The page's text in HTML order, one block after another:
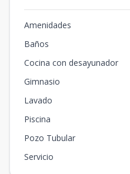
Amenidades
Baños
Cocina con desayunador
Gimnasio
Lavado
Piscina
Pozo Tubular
Servicio